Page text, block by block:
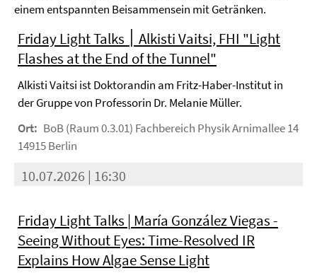
einem entspannten Beisammensein mit Getränken.
Friday Light Talks ׀ Alkisti Vaitsi, FHI "Light
Flashes at the End of the Tunnel"
Alkisti Vaitsi ist Doktorandin am Fritz-Haber-Institut in
der Gruppe von Professorin Dr. Melanie Müller.
Ort: BoB (Raum 0.3.01) Fachbereich Physik Arnimallee 14
14915 Berlin
10.07.2026 | 16:30
Friday Light Talks | María González Viegas -
Seeing Without Eyes: Time-Resolved IR
Explains How Algae Sense Light